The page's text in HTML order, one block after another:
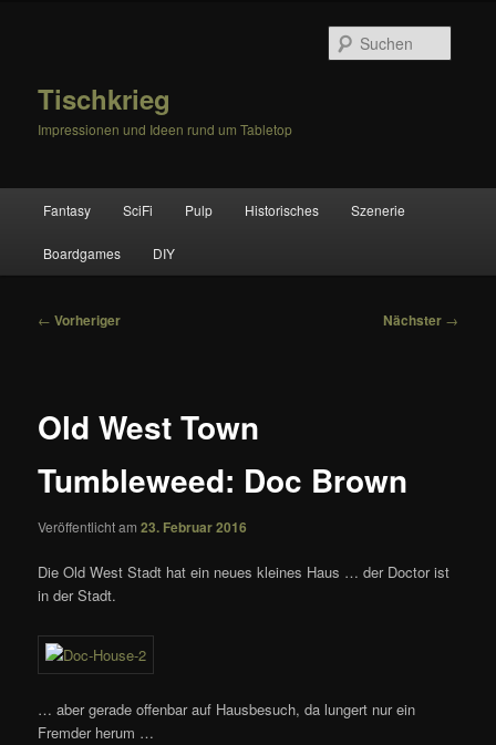
Tischkrieg
Impressionen und Ideen rund um Tabletop
Fantasy SciFi Pulp Historisches Szenerie
Boardgames DIY
Beitragsnavigation
← Vorheriger Nächster →
Old West Town
Tumbleweed: Doc Brown
Veröffentlicht am23. Februar 2016
Die Old West Stadt hat ein neues kleines Haus … der Doctor ist
in der Stadt.
… aber gerade offenbar auf Hausbesuch, da lungert nur ein
Fremder herum …